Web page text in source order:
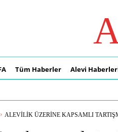
Tüm Haberler Alevi
ALEVILIK ÜZERINE KAPSAMLI